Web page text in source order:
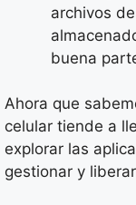
archivos
buena
Ahora que
celular tiende a
explorar las
gestionar y